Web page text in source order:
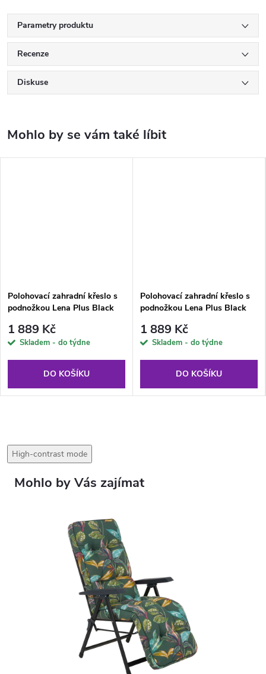
Parametry produktu
Recenze
Diskuse
Polohovací zahradní křeslo s
podnožkou Lena Plus Black
1 889 Kč
Skladem - do týdne
DO KOŠÍKU
Polohovací zahradní křeslo s
podnožkou Lena Plus Black
1 889 Kč
Skladem - do týdne
DO KOŠÍKU
High-contrast mode